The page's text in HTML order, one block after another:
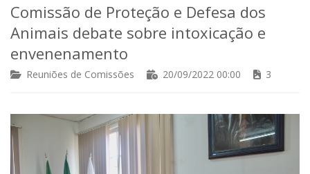
Comissão de Proteção e Defesa dos
Animais debate sobre intoxicação e
envenenamento
Reuniões de Comissões 20/09/2022 00:00 3